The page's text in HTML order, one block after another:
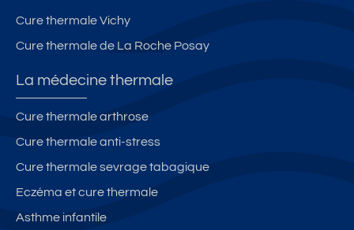
Cure thermale Vichy
Cure thermale de La Roche Posay
La médecine thermale
Cure thermale arthrose
Cure thermale anti-stress
Cure thermale sevrage tabagique
Eczéma et cure thermale
Asthme infantile